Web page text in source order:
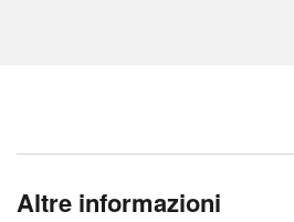
Altre informazioni